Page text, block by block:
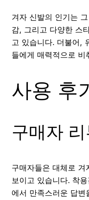
겨자 신발의 인기는
감, 그리고 다양한 스
고 있습니다. 더불어,
들에게 매력적으로 비
사용 후
구매자
구매자들은 대체로
보이고 있습니다. 착
에서 만족스러운 답